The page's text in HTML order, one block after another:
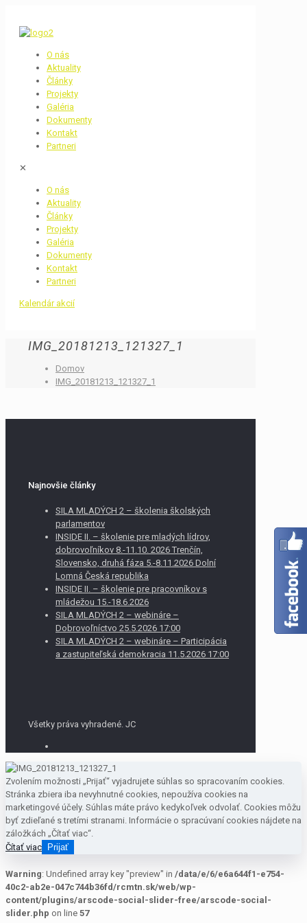
O nás
Aktuality
Články
Projekty
Galéria
Dokumenty
Kontakt
Partneri
✕
O nás
Aktuality
Články
Projekty
Galéria
Dokumenty
Kontakt
Partneri
Kalendár akcií
IMG_20181213_121327_1
Domov
IMG_20181213_121327_1
Najnovšie články
SILA MLADÝCH 2 – školenia školských
parlamentov
INSIDE II. – školenie pre mladých lídrov,
dobrovoľníkov 8.-11.10. 2026 Trenčín,
Slovensko, druhá fáza 5.-8.11.2026 Dolní
Lomná Česká republika
INSIDE II. – školenie pre pracovníkov s
mládežou 15.-18.6.2026
SILA MLADÝCH 2 – webináre –
Dobrovoľníctvo 25.5.2026 17:00
SILA MLADÝCH 2 – webináre – Participácia
a zastupiteľská demokracia 11.5.2026 17:00
Všetky práva vyhradené. JC
Zvolením možnosti „Prijať“ vyjadrujete súhlas so spracovaním cookies.
Stránka zbiera iba nevyhnutné cookies, nepoužíva cookies na
marketingové účely. Súhlas máte právo kedykoľvek odvolať. Cookies môžu
byť zdieľané s tretími stranami. Informácie o spracúvaní cookies nájdete na
záložkách „Čítať viac“.
Čítať viac Prijať
Warning: Undefined array key "preview" in /data/e/6/e6a644f1-e754-
40c2-ab2e-047c744b36fd/rcmtn.sk/web/wp-
content/plugins/arscode-social-slider-free/arscode-social-
slider.php on line 57